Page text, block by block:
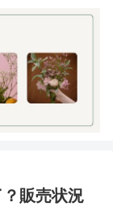
販売状況